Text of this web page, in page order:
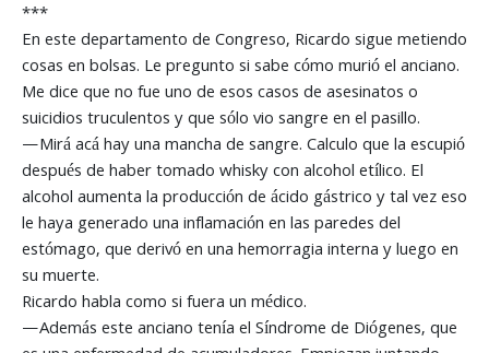
***
En este departamento de Congreso, Ricardo sigue metiendo
cosas en bolsas. Le pregunto si sabe cómo murió el anciano.
Me dice que no fue uno de esos casos de asesinatos o
suicidios truculentos y que sólo vio sangre en el pasillo.
—Mirá acá hay una mancha de sangre. Calculo que la escupió
después de haber tomado whisky con alcohol etílico. El
alcohol aumenta la producción de ácido gástrico y tal vez eso
le haya generado una inflamación en las paredes del
estómago, que derivó en una hemorragia interna y luego en
su muerte.
Ricardo habla como si fuera un médico.
—Además este anciano tenía el Síndrome de Diógenes, que